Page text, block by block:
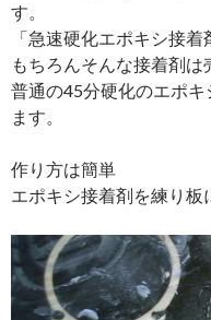
す。
「急速硬化エポキシ接着
もちろんそんな接着剤は
普通の45分硬化のエポ
ます。
作り方は簡単
エポキシ接着剤を練り板